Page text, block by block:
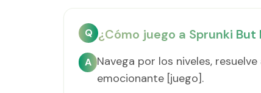
Q ¿Cómo juego a Sprunki
A Navega por los niveles,
emocionante [juego].